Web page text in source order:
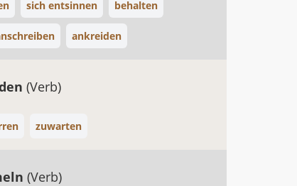
sich entsinnen behalten
ankreiden
(Verb)
zuwarten
(Verb)